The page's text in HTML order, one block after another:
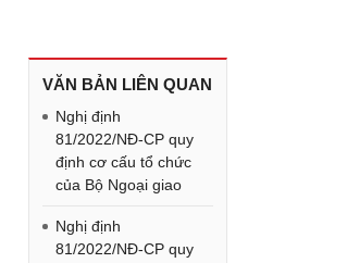
VĂN BẢN LIÊN QUAN
Nghị định
81/2022/NĐ-CP quy
định cơ cấu tổ chức
của Bộ Ngoại giao
Nghị định
81/2022/NĐ-CP quy